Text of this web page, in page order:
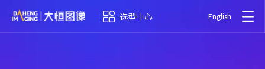
选型中心 English